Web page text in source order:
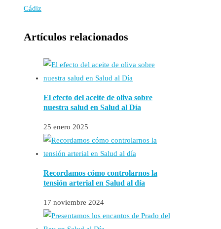
Cádiz
Artículos relacionados
El efecto del aceite de oliva sobre
nuestra salud en Salud al Día
25 enero 2025
Recordamos cómo controlarnos la
tensión arterial en Salud al día
17 noviembre 2024